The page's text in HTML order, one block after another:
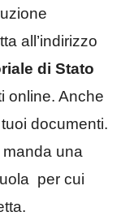
all’indirizzo
di Stato
online. Anche
documenti.
una
per cui